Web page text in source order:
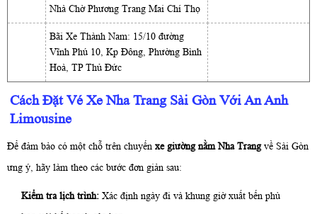
Nhà Chờ Phương Trang Mai Chí Thọ
Bãi Xe Thành Nam: 15/10 đường
Vĩnh Phú 10, Kp Đông, Phường Bình
Hoà, TP Thủ Đức
Cách Đặt Vé Xe Nha Trang Sài Gòn Với An Anh
Limousine
Để đảm bảo có một chỗ trên chuyến xe giường nằm Nha Trangvề Sài Gòn
ưng ý, hãy làm theo các bước đơn giản sau:
Kiểm tra lịch trình: Xác định ngày đi và khung giờ xuất bến phù